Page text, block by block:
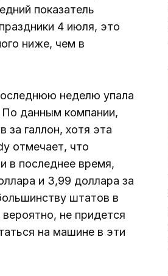
показатель
4 июля, это
ниже, чем в
неделю упала
данным компании,
за галлон, хотя эта
отмечает, что
в последнее время,
и 3,99 доллара за
штатов в
не придется
на машине в эти